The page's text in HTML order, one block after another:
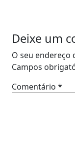
Deixe um
O seu endereço
Campos
Comentário *